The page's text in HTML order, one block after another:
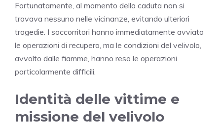
Fortunatamente, al momento della caduta non si
trovava nessuno nelle vicinanze, evitando ulteriori
tragedie. I soccorritori hanno immediatamente avviato
le operazioni di recupero, ma le condizioni del velivolo,
avvolto dalle fiamme, hanno reso le operazioni
particolarmente difficili.
Identità delle vittime e
missione del velivolo